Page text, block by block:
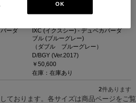
ーダ
IXC (イクスシー) - デュベカバーダ
ブル (ブルーグレー)
（ダブル ブルーグレー）
D/BGY (Ver.2017)
￥50,600
在庫：在庫あり
2件あります
ております。各サイズは商品ページをご覧
OK